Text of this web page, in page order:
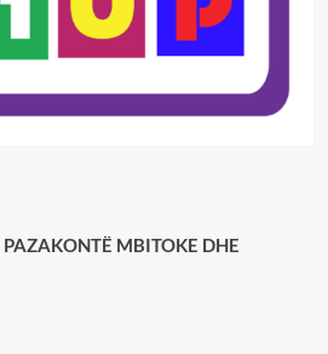
MBITOKE DHE